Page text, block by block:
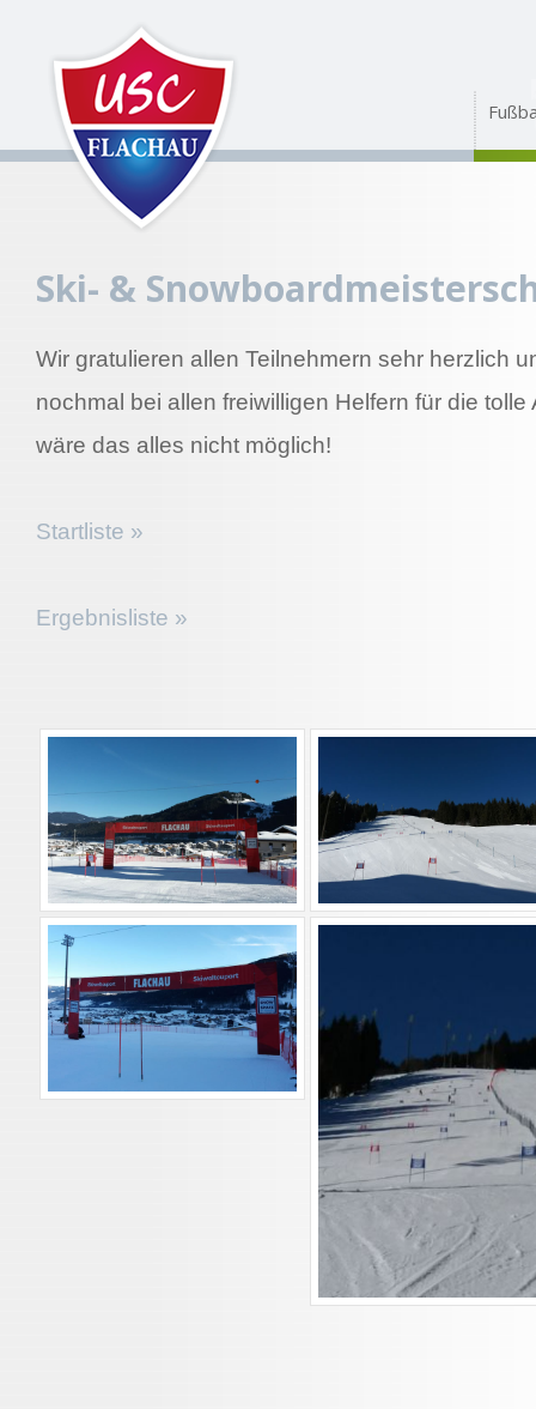
Ski- &
Wir gratulieren allen Teilnehmern sehr herzlich
nochmal bei allen freiwilligen Helfern für die
wäre das alles nicht möglich!
Startliste »
Ergebnisliste »